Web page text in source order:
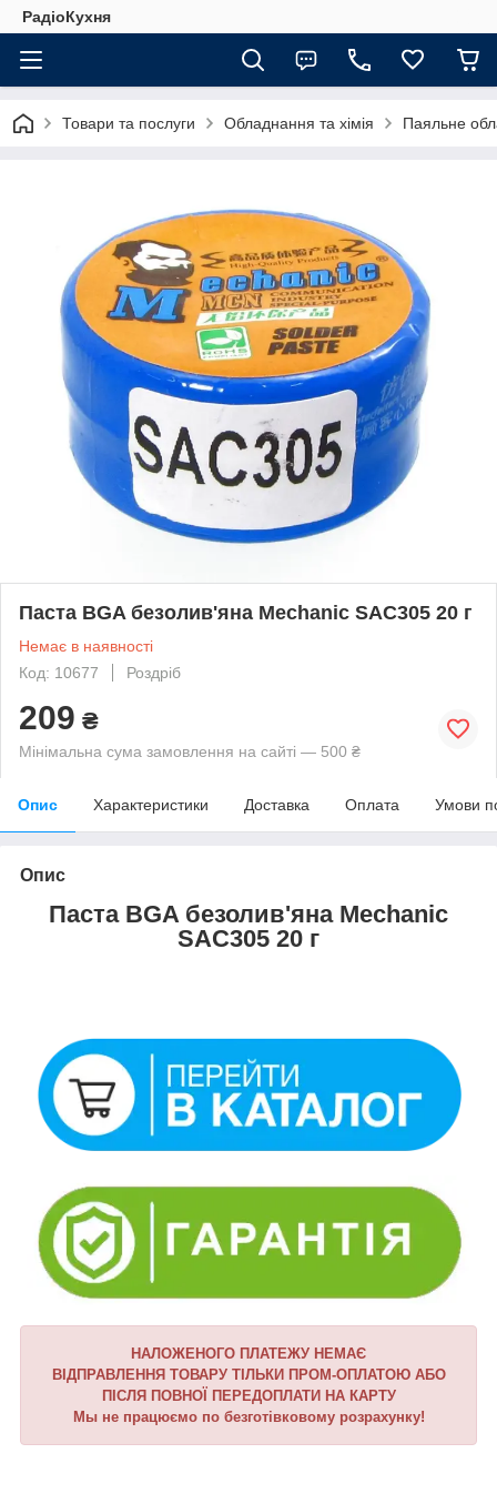
РадіоКухня
Товари та послуги Обладнання та хімія Паяльне
Паста BGA безолив'яна Mechanic SAC305 20 г
Немає в наявності
Код: 10677
Роздріб
209 ₴
Мінімальна сума замовлення на сайті — 500 ₴
Опис Характеристики Доставка Оплата Умови
Опис
Паста BGA безолив'яна Mechanic
SAC305 20 г
НАЛОЖЕНОГО ПЛАТЕЖУ НЕМАЄ
ВІДПРАВЛЕННЯ ТОВАРУ ТІЛЬКИ ПРОМ-ОПЛАТОЮ АБО
ПІСЛЯ ПОВНОЇ ПЕРЕДОПЛАТИ НА КАРТУ
Мы не працюємо по безготівковому розрахунку!